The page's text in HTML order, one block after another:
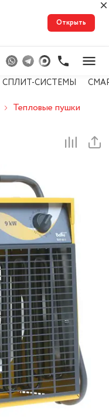
Открыть
СПЛИТ-СИСТЕМЫ
Тепловые пушки